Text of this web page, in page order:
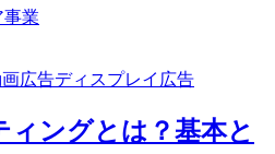
事業
画広告ディスプレイ広告
ングとは？基本と